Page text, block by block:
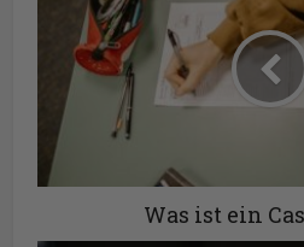
Was ist ein